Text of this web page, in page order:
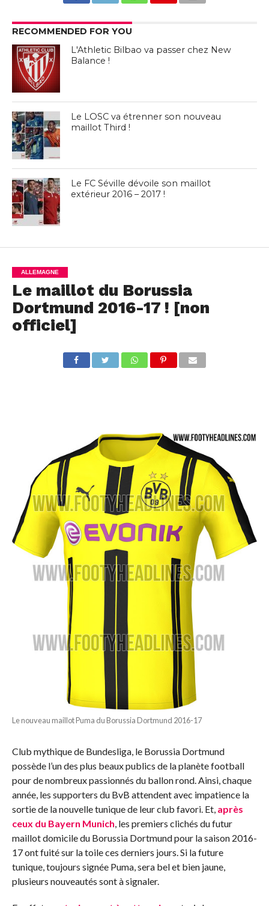
RECOMMENDED FOR YOU
L'Athletic Bilbao va passer chez New
Balance !
Le LOSC va étrenner son nouveau
maillot Third !
Le FC Séville dévoile son maillot
extérieur 2016 – 2017 !
ALLEMAGNE
Le maillot du Borussia
Dortmund 2016-17 ! [non
officiel]
Le nouveau maillot Puma du Borussia Dortmund 2016-17
Club mythique de Bundesliga, le Borussia Dortmund
possède l’un des plus beaux publics de la planète football
pour de nombreux passionnés du ballon rond. Ainsi, chaque
année, les supporters du BvB attendent avec impatience la
sortie de la nouvelle tunique de leur club favori. Et, après
ceux du Bayern Munich, les premiers clichés du futur
maillot domicile du Borussia Dortmund pour la saison 2016-
17 ont fuité sur la toile ces derniers jours. Si la future
tunique, toujours signée Puma, sera bel et bien jaune,
plusieurs nouveautés sont à signaler.